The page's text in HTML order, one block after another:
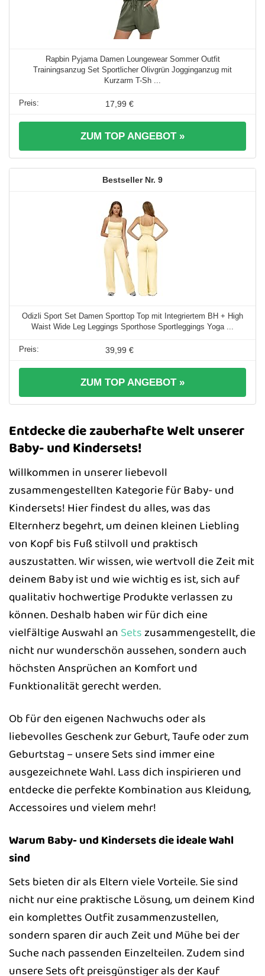
Rapbin Pyjama Damen Loungewear Sommer Outfit
Trainingsanzug Set Sportlicher Olivgrün Jogginganzug mit
Kurzarm T-Sh ...
17,99 €
ZUM TOP ANGEBOT »
9
Odizli Sport Set Damen Sporttop Top mit Integriertem BH + High
Waist Wide Leg Leggings Sporthose Sportleggings Yoga ...
39,99 €
ZUM TOP ANGEBOT »
Entdecke die zauberhafte Welt unserer
Baby- und Kindersets!
Willkommen in unserer liebevoll
zusammengestellten Kategorie für Baby- und
Kindersets! Hier findest du alles, was das
Elternherz begehrt, um deinen kleinen Liebling
von Kopf bis Fuß stilvoll und praktisch
auszustatten. Wir wissen, wie wertvoll die Zeit mit
deinem Baby ist und wie wichtig es ist, sich auf
qualitativ hochwertige Produkte verlassen zu
können. Deshalb haben wir für dich eine
vielfältige Auswahl an Sets zusammengestellt, die
nicht nur wunderschön aussehen, sondern auch
höchsten Ansprüchen an Komfort und
Funktionalität gerecht werden.
Ob für den eigenen Nachwuchs oder als
liebevolles Geschenk zur Geburt, Taufe oder zum
Geburtstag – unsere Sets sind immer eine
ausgezeichnete Wahl. Lass dich inspirieren und
entdecke die perfekte Kombination aus Kleidung,
Accessoires und vielem mehr!
Warum Baby- und Kindersets die ideale Wahl
sind
Sets bieten dir als Eltern viele Vorteile. Sie sind
nicht nur eine praktische Lösung, um deinem Kind
ein komplettes Outfit zusammenzustellen,
sondern sparen dir auch Zeit und Mühe bei der
Suche nach passenden Einzelteilen. Zudem sind
unsere Sets oft preisgünstiger als der Kauf